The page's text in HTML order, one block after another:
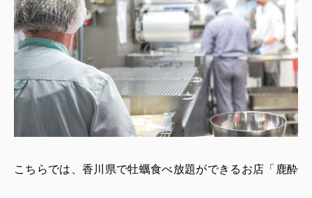
こちらでは、香川県で牡蠣食べ放題ができるお店「鹿酔